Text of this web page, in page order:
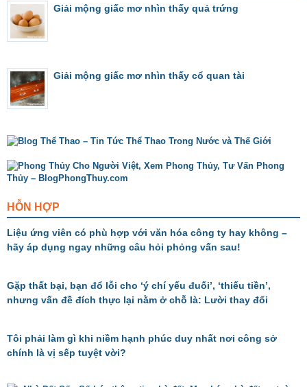
Giải mộng giấc mơ nhìn thấy quả trứng
Giải mộng giấc mơ nhìn thấy cổ quan tài
HỖN HỢP
Liệu ứng viên có phù hợp với văn hóa công ty hay không –
hãy áp dụng ngay những câu hỏi phỏng vấn sau!
Gặp thất bại, bạn đổ lỗi cho ‘ý chí yếu đuối’, ‘thiếu tiền’,
nhưng vấn đề đích thực lại nằm ở chỗ là: Lười thay đổi
Tôi phải làm gì khi niềm hạnh phúc duy nhất nơi công sở
chính là vị sếp tuyệt vời?